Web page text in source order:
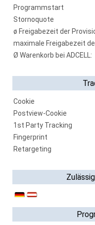
Programmstart
Stornoquote
ø Freigabezeit der
maximale Freigabezeit
Ø Warenkorb bei ADCELL:
Cookie
Postview-Cookie
1st Party Tracking
Fingerprint
Retargeting